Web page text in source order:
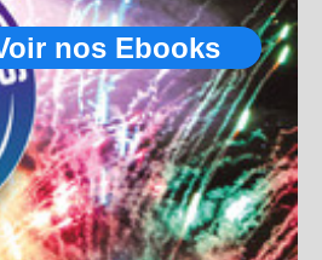
nos Ebooks